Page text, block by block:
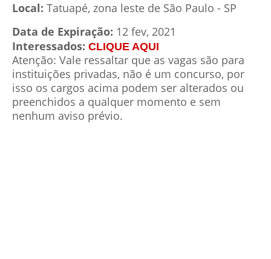
Local: Tatuapé, zona leste de São Paulo - SP
Data de Expiração: 12 fev, 2021
Interessados: CLIQUE AQUI
Atenção: Vale ressaltar que as vagas são para
instituições privadas, não é um concurso, por
isso os cargos acima podem ser alterados ou
preenchidos a qualquer momento e sem
nenhum aviso prévio.